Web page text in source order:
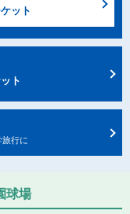
ット
ト
⾏に
球場